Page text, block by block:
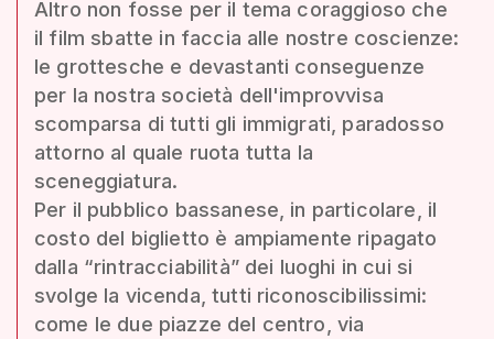
Altro non fosse per il tema coraggioso che
il film sbatte in faccia alle nostre coscienze:
le grottesche e devastanti conseguenze
per la nostra società dell'improvvisa
scomparsa di tutti gli immigrati, paradosso
attorno al quale ruota tutta la
sceneggiatura.
Per il pubblico bassanese, in particolare, il
costo del biglietto è ampiamente ripagato
dalla “rintracciabilità” dei luoghi in cui si
svolge la vicenda, tutti riconoscibilissimi:
come le due piazze del centro, via